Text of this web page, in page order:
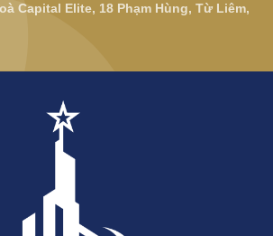
Capital Elite, 18 Phạm Hùng, Từ Liêm,